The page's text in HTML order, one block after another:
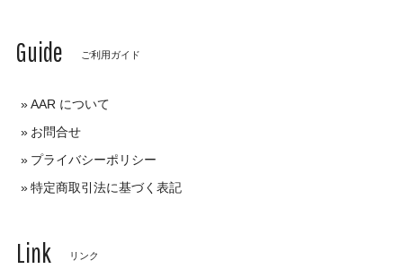
Guide ご利用ガイド
AAR について
お問合せ
プライバシーポリシー
特定商取引法に基づく表記
Link リンク